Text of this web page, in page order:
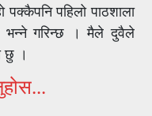
पक्कैपनि पहिलो पाठशाला
भन्ने गरिन्छ । मैले दुवैले
छु ।